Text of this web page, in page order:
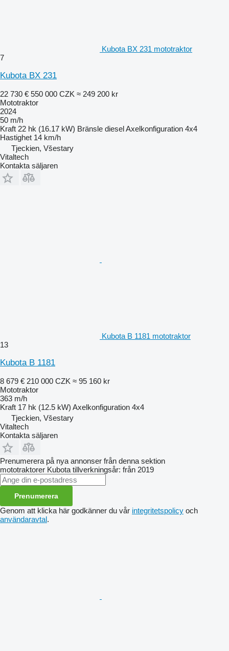
Kubota BX 231 mototraktor
7
Kubota BX 231
22 730 € 550 000 CZK ≈ 249 200 kr
Mototraktor
2024
50 m/h
Kraft 22 hk (16.17 kW) Bränsle dieselAxelkonfiguration 4x4
Hastighet 14 km/h
Tjeckien, Všestary
Vitaltech
Kontakta säljaren
Kubota B 1181 mototraktor
13
Kubota B 1181
8 679 € 210 000 CZK ≈ 95 160 kr
Mototraktor
363 m/h
Kraft 17 hk (12.5 kW) Axelkonfiguration 4x4
Tjeckien, Všestary
Vitaltech
Kontakta säljaren
Prenumerera på nya annonser från denna sektion
mototraktorer Kubota tillverkningsår: från 2019
Prenumerera
Genom att klicka här godkänner du vår integritetspolicy och
användaravtal.